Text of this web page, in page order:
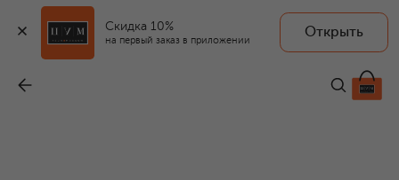
Скидка 10%
на первый заказ в приложении
Открыть
1 350 000 ₽